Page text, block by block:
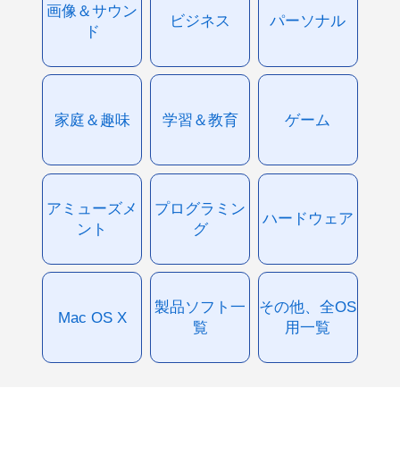
画像＆サウン
ド
ビジネス パーソナル
家庭＆趣味 学習＆教育 ゲーム
アミューズメ
ント
プログラミン
グ
ハードウェア
Mac OS X
製品ソフト一
覧
その他、全OS
用一覧